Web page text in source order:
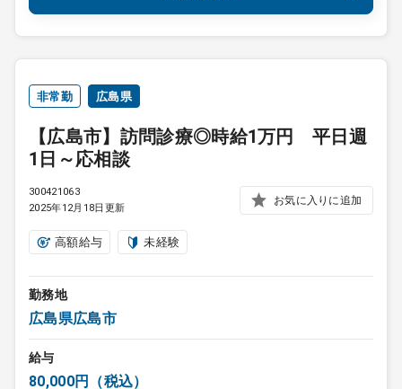
非常勤 広島県
【広島市】訪問診療◎時給1万円 平日週
1日～応相談
300421063
2025年12月18日更新
お気に入りに追加
高額給与 未経験
勤務地
広島県広島市
給与
80,000円（税込）